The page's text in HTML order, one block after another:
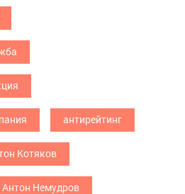
антирейтинг
Котяков
Антон Немудров